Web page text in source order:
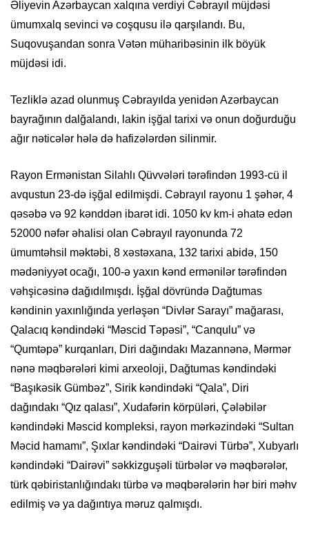
Əliyevin Azərbaycan xalqına verdiyi Cəbrayıl müjdəsi
ümumxalq sevinci və coşqusu ilə qarşılandı. Bu,
Suqovuşandan sonra Vətən müharibəsinin ilk böyük
müjdəsi idi.
Tezliklə azad olunmuş Cəbrayılda yenidən Azərbaycan
bayrağının dalğalandı, lakin işğal tarixi və onun doğurduğu
ağır nəticələr hələ də hafizələrdən silinmir.
Rayon Ermənistan Silahlı Qüvvələri tərəfindən 1993-cü il
avqustun 23-də işğal edilmişdi. Cəbrayıl rayonu 1 şəhər, 4
qəsəbə və 92 kənddən ibarət idi. 1050 kv km-i əhatə edən
52000 nəfər əhalisi olan Cəbrayıl rayonunda 72
ümumtəhsil məktəbi, 8 xəstəxana, 132 tarixi abidə, 150
mədəniyyət ocağı, 100-ə yaxın kənd ermənilər tərəfindən
vəhşicəsinə dağıdılmışdı. İşğal dövründə Dağtumas
kəndinin yaxınlığında yerləşən “Divlər Sarayı” mağarası,
Qalacıq kəndindəki “Məscid Təpəsi”, “Canqulu” və
“Qumtəpə” kurqanları, Diri dağındakı Mazannənə, Mərmər
nənə məqbərələri kimi arxeoloji, Dağtumas kəndindəki
“Başıkəsik Gümbəz”, Sirik kəndindəki “Qala”, Diri
dağındakı “Qız qalası”, Xudafərin körpüləri, Çələbilər
kəndindəki Məscid kompleksi, rayon mərkəzindəki “Sultan
Məcid hamamı”, Şıxlar kəndindəki “Dairəvi Türbə”, Xubyarlı
kəndindəki “Dairəvi” səkkizguşəli türbələr və məqbərələr,
türk qəbiristanlığındakı türbə və məqbərələrin hər biri məhv
edilmiş və ya dağıntıya məruz qalmışdı.